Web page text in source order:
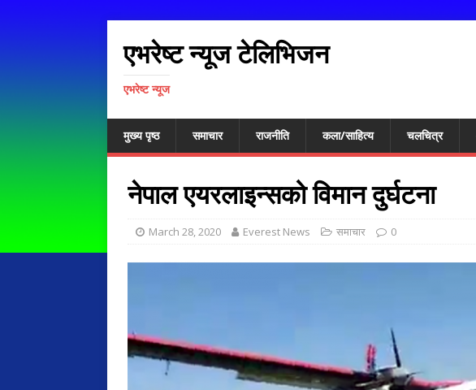
एभरेष्ट न्यूज टेलिभिजन
एभरेष्ट न्यूज
मुख्य पृष्ठ समाचार राजनीति कला/साहित्य चलचित्र
नेपाल एयरलाइन्सको विमान दुर्घटना
March 28, 2020 Everest News समाचार 0